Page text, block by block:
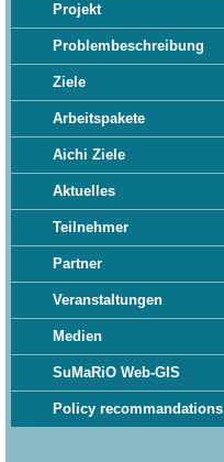
Projekt
Problembeschreibung
Ziele
Arbeitspakete
Aichi Ziele
Aktuelles
Teilnehmer
Partner
Veranstaltungen
Medien
SuMaRiO Web-GIS
Policy recommandations